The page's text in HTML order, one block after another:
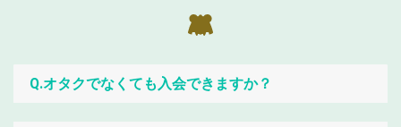
Q.オタクでなくても入会できますか？